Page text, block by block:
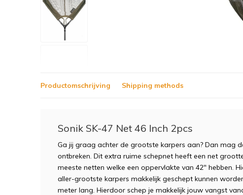
Productomschrijving Shipping methods
Sonik SK-47 Net 46 Inch 2pcs
Ga jij graag achter de grootste karpers aan? Dan mag
ontbreken. Dit extra ruime schepnet heeft een net
meeste netten welke een oppervlakte van 42" hebben.
aller-grootste karpers makkelijk geschept kunnen
meter lang. Hierdoor schep je makkelijk jouw vangst